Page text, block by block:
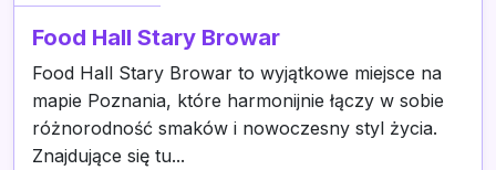
Food Hall Stary Browar
Food Hall Stary Browar to wyjątkowe miejsce na
mapie Poznania, które harmonijnie łączy w sobie
różnorodność smaków i nowoczesny styl życia.
Znajdujące się tu...